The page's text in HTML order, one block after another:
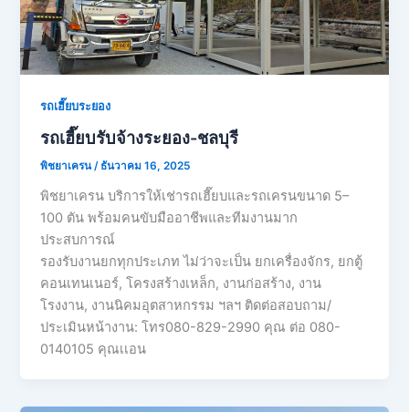
รถเฮี๊ยบระยอง
รถเฮี๊ยบรับจ้างระยอง-ชลบุรี
พิชยาเครน / ธันวาคม 16, 2025
พิชยาเครน บริการให้เช่ารถเฮี๊ยบและรถเครนขนาด 5–
100 ตัน พร้อมคนขับมืออาชีพและทีมงานมาก
ประสบการณ์
รองรับงานยกทุกประเภท ไม่ว่าจะเป็น ยกเครื่องจักร, ยกตู้
คอนเทนเนอร์, โครงสร้างเหล็ก, งานก่อสร้าง, งาน
โรงงาน, งานนิคมอุตสาหกรรม ฯลฯ ติดต่อสอบถาม/
ประเมินหน้างาน: โทร080-829-2990 คุณ ต่อ 080-
0140105 คุณเเอน